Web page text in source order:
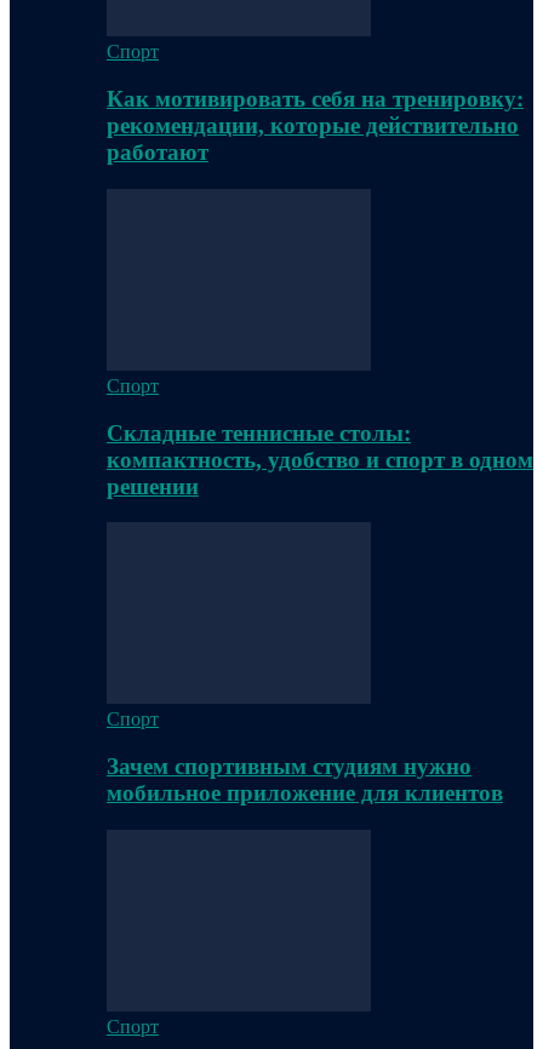
Спорт
Как мотивировать себя на тренировку:
рекомендации, которые действительно
работают
Спорт
Складные теннисные столы:
компактность, удобство и спорт в одном
решении
Спорт
Зачем спортивным студиям нужно
мобильное приложение для клиентов
Спорт